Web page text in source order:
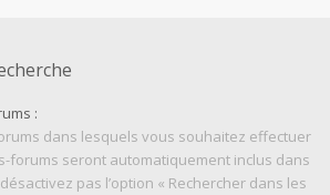
:
dans lesquels vous souhaitez effectuer
forums seront automatiquement inclus dans
pas l’option « Rechercher dans les